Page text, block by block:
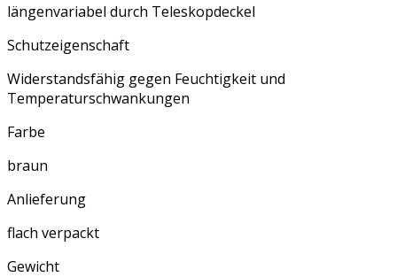
längenvariabel durch Teleskopdeckel
Schutzeigenschaft
Widerstandsfähig gegen Feuchtigkeit und
Temperaturschwankungen
Farbe
braun
Anlieferung
flach verpackt
Gewicht